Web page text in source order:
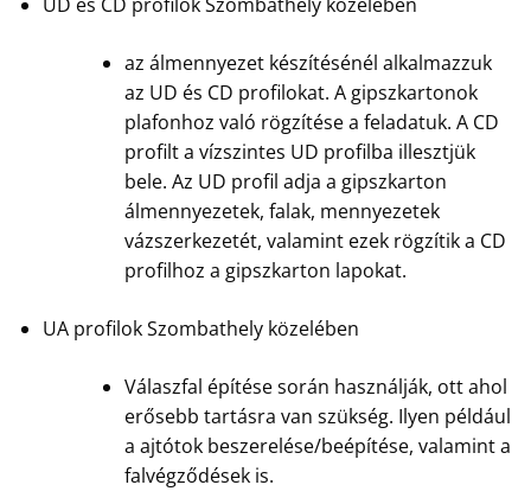
az álmennyezet készítésénél alkalmazzuk
az UD és CD profilokat. A gipszkartonok
plafonhoz való rögzítése a feladatuk. A CD
profilt a vízszintes UD profilba illesztjük
bele. Az UD profil adja a gipszkarton
álmennyezetek, falak, mennyezetek
vázszerkezetét, valamint ezek rögzítik a CD
profilhoz a gipszkarton lapokat.
UA profilok Szombathely közelében
Válaszfal építése során használják, ott ahol
erősebb tartásra van szükség. Ilyen például
a ajtótok beszerelése/beépítése, valamint a
falvégződések is.